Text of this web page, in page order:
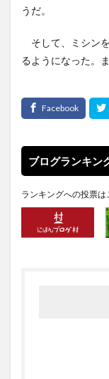
うだ。
そして、ミシン
るようになった。
ブログランキン
ランキングへの投票は